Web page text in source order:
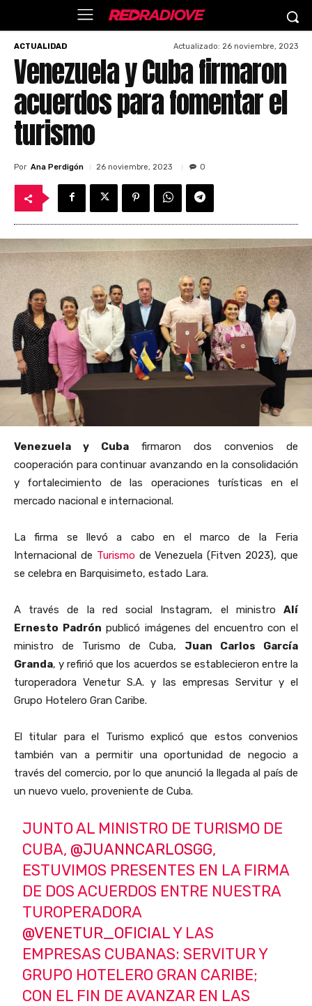
ACTUALIDAD Actualizado: 26 noviembre, 2023
Venezuela y Cuba firmaron
acuerdos para fomentar el
turismo
Por Ana Perdigón 26 noviembre, 2023 0
Venezuela y Cuba firmaron dos convenios de
cooperación para continuar avanzando en la consolidación
y fortalecimiento de las operaciones turísticas en el
mercado nacional e internacional.
La firma se llevó a cabo en el marco de la Feria
Internacional de Turismode Venezuela (Fitven 2023), que
se celebra en Barquisimeto, estado Lara.
A través de la red social Instagram, el ministro Alí
Ernesto Padrón publicó imágenes del encuentro con el
ministro de Turismo de Cuba, Juan Carlos García
Granda, y refirió que los acuerdos se establecieron entre la
turoperadora Venetur S.A. y las empresas Servitur y el
Grupo Hotelero Gran Caribe.
El titular para el Turismo explicó que estos convenios
también van a permitir una oportunidad de negocio a
través del comercio, por lo que anunció la llegada al país de
un nuevo vuelo, proveniente de Cuba.
JUNTO AL MINISTRO DE TURISMO DE
CUBA, @JUANNCARLOSGG,
ESTUVIMOS PRESENTES EN LA FIRMA
DE DOS ACUERDOS ENTRE NUESTRA
TUROPERADORA
@VENETUR_OFICIALY LAS
EMPRESAS CUBANAS: SERVITUR Y
GRUPO HOTELERO GRAN CARIBE;
CON EL FIN DE AVANZAR EN LAS